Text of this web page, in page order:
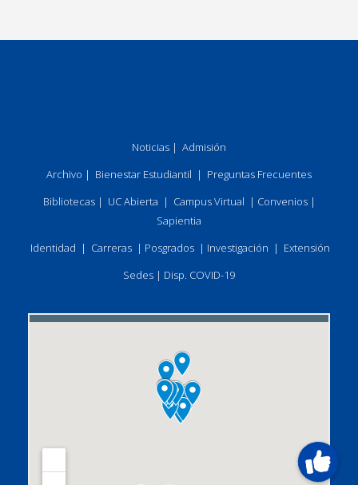
Noticias | Admisión
Archivo | Bienestar Estudiantil | Preguntas Frecuentes
Bibliotecas| UC Abierta | Campus Virtual | Convenios|
Sapientia
Identidad | Carreras | Posgrados | Investigación | Extensión
Sedes | Disp. COVID-19